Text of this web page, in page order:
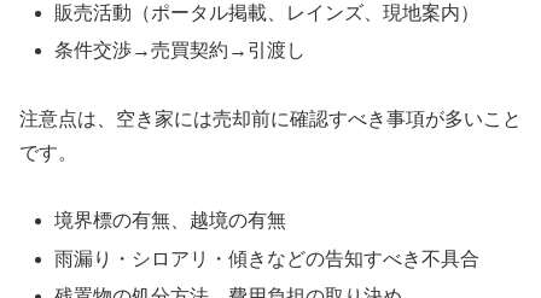
販売活動（ポータル掲載、レインズ、現地案内）
条件交渉→売買契約→引渡し
注意点は、空き家には売却前に確認すべき事項が多いこと
です。
境界標の有無、越境の有無
雨漏り・シロアリ・傾きなどの告知すべき不具合